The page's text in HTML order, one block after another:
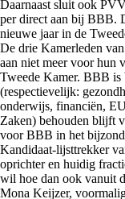
Daarnaast sluit ook
per direct aan bij BBB.
nieuwe jaar in de
De drie Kamerleden
aan niet meer voor hun
Tweede Kamer. BBB is
(respectievelijk:
onderwijs, financiën,
Zaken) behouden blijft
voor BBB in het
Kandidaat-lijsttrekker
oprichter en huidig
wil hoe dan ook vanuit
Mona Keijzer,